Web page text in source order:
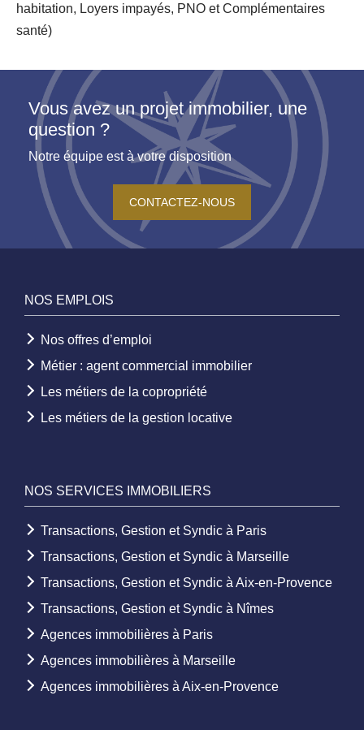
habitation, Loyers impayés, PNO et Complémentaires
santé)
Vous avez un projet immobilier, une
question ?
Notre équipe est à votre disposition
CONTACTEZ-NOUS
NOS EMPLOIS
Nos offres d’emploi
Métier : agent commercial immobilier
Les métiers de la copropriété
Les métiers de la gestion locative
NOS SERVICES IMMOBILIERS
Transactions, Gestion et Syndic à Paris
Transactions, Gestion et Syndic à Marseille
Transactions, Gestion et Syndic à Aix-en-Provence
Transactions, Gestion et Syndic à Nîmes
Agences immobilières à Paris
Agences immobilières à Marseille
Agences immobilières à Aix-en-Provence